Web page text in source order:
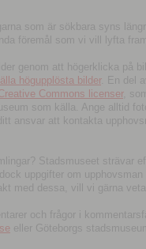
som är sökbara syns
föremål som vi vill lyfta
genom att högerklicka på
högupplösta bilder. En del
Commons licenser,
som källa. Ange alltid
ansvar att kontakta
Stadsmuseet strävar
uppgifter om
med dessa, vill vi gärna veta
och frågor i
eller Göteborgs